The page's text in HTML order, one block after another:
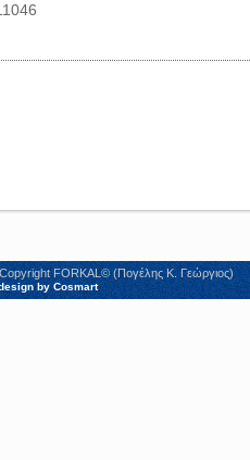
FORKAL© (Πογέλης Κ. Γεώργιος)
by Cosmart